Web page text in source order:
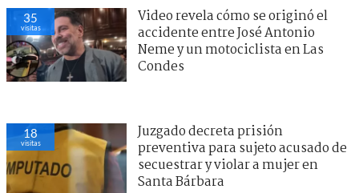
35
visitas
Video revela cómo se originó el
accidente entre José Antonio
Neme y un motociclista en Las
Condes
18
visitas
Juzgado decreta prisión
preventiva para sujeto acusado de
secuestrar y violar a mujer en
Santa Bárbara